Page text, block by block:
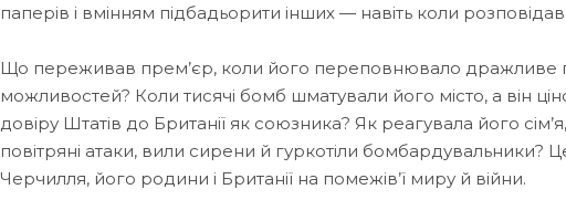
паперів і вмінням підбадьорити інших — навіть коли розповідав
Що переживав прем’єр, коли його переповнювало дражливе
можливостей? Коли тисячі бомб шматували його місто, а він
довіру Штатів до Британії як союзника? Як реагувала його
повітряні атаки, вили сирени й гуркотіли бомбардувальники?
Черчилля, його родини і Британії на помежів’ї миру й війни.